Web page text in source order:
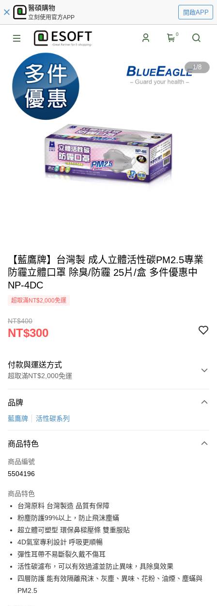
醫碩購物
立刻使用官方APP
開啟APP
0
1/8
【藍鷹牌】台灣製 成人立體活性碳PM2.5專業
防霾立體口罩 除臭/防霾 25片/盒 多件優惠中
NP-4DC
超取滿NT$2,000免運
NT$400
NT$300
付款與運送方式
超取滿NT$2,000免運
信用卡一次付款
LINE Pay
Apple Pay
Google Pay
全盈+PAY
AFTEE先享後付
相關說明
【關於「AFTEE先享後付」】
AFTEE先享後付是「在收到商品之後才付款」的支付方式。 讓您購物簡單
便利好安心！
１．簡單：不需註冊會員、不需綁卡、不需儲值。
２．便利：只要手機號碼，簡訊認證，即可結帳。
ATM付款
運送方式
品牌
藍鷹牌 活性碳系列
商品特色
商品編號
5504196
商品特色
台灣原料 台灣製造 品質有保障
粉塵防護99%以上，防止飛沫塵蟎
超立體可塑型 環保鼻樑壓條 雙重服貼
4D氣室專利設計 呼吸更順暢
彈性耳帶不易斷裂久戴不傷耳
活性碳濾布，可以有效過濾並防止異味，具除臭效果
四層防護 能有效隔離飛沫、灰塵、異味、花粉、油煙、塵蟎與
PM2.5